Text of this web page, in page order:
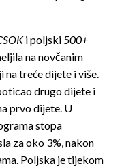
i poljski 500+
na novčanim
treće dijete i više.
drugo dijete i
prvo dijete. U
stopa
za oko 3%, nakon
Poljska je tijekom